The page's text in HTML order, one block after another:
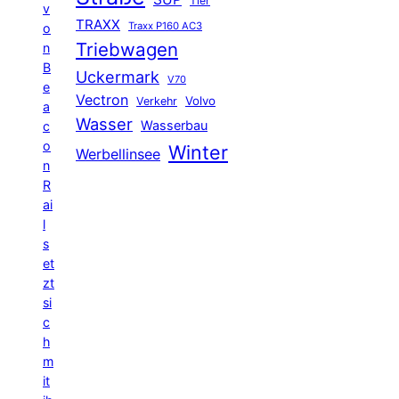
v
o
n
B
e
a
c
o
n
R
ai
l
s
et
zt
si
c
h
m
it
TRAXX Traxx P160 AC3
Triebwagen
Uckermark V70
Vectron Verkehr Volvo
Wasser Wasserbau
Werbellinsee Winter